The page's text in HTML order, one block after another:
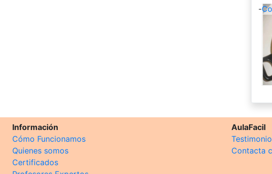
-
Información
Cómo Funcionamos
Quienes somos
Certificados
AulaFacil
Contacta